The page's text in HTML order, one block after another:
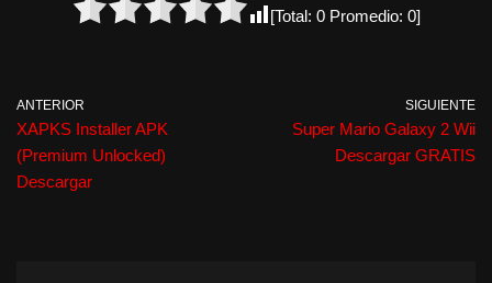
[Total: 0Promedio: 0]
ANTERIOR
XAPKS Installer APK
(Premium Unlocked)
Descargar
SIGUIENTE
Super Mario Galaxy 2 Wii
Descargar GRATIS